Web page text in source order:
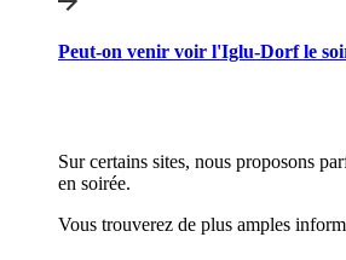
Peut-on venir voir l'Iglu-Dorf le
Sur certains sites, nous proposons
en soirée.
Vous trouverez de plus amples